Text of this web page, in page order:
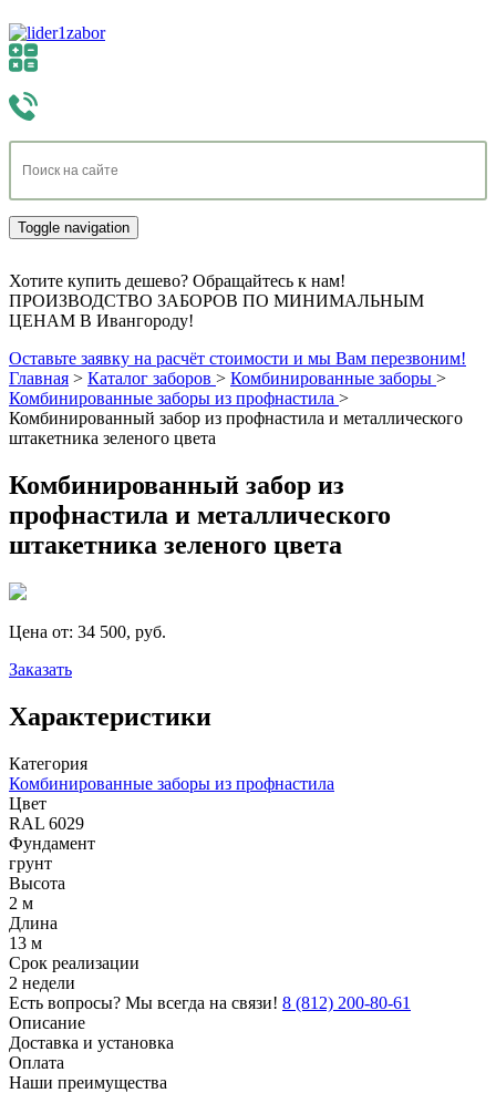
Toggle navigation
Хотите купить дешево? Обращайтесь к нам!
ПРОИЗВОДСТВО ЗАБОРОВ ПО МИНИМАЛЬНЫМ
ЦЕНАМ В Ивангороду!
Оставьте заявку на расчёт стоимости и мы Вам перезвоним!
Главная > Каталог заборов > Комбинированные заборы >
Комбинированные заборы из профнастила >
Комбинированный забор из профнастила и металлического
штакетника зеленого цвета
Комбинированный забор из
профнастила и металлического
штакетника зеленого цвета
Цена от: 34 500, руб.
Заказать
Характеристики
Категория
Комбинированные заборы из профнастила
Цвет
RAL 6029
Фундамент
грунт
Высота
2 м
Длина
13 м
Срок реализации
2 недели
Есть вопросы? Мы всегда на связи! 8 (812) 200-80-61
Описание
Доставка и установка
Оплата
Наши преимущества